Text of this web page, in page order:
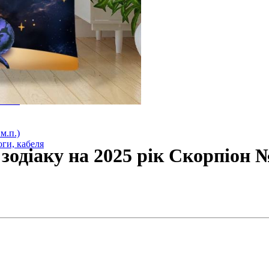
Під плитку. Клас М 1
стяжку Клас М 2
1
м.п.)
кабеля
на 2025 рік Скорпіон